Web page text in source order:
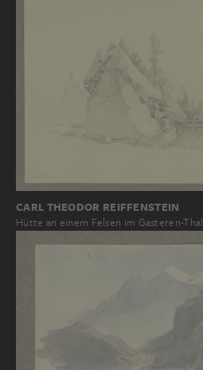
CARL THEODOR REIFFENSTEIN
Hütte an einem Felsen im Gasteren-Thal